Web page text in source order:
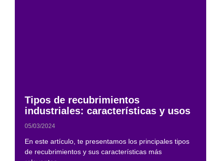
Tipos de recubrimientos
industriales: características y usos
05/03/2024
En este artículo, te presentamos los principales tipos
de recubrimientos y sus características más